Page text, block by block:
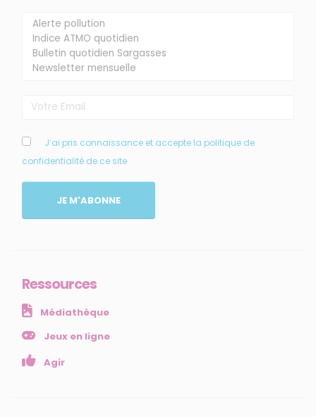
J’ai pris connaissance et accepte la politique de
confidentialité de ce site
JE M'ABONNE
Ressources
Médiathèque
Jeux en ligne
Agir
Membre de
MENU
Ressources et publications
NOS SERVICES
Presse